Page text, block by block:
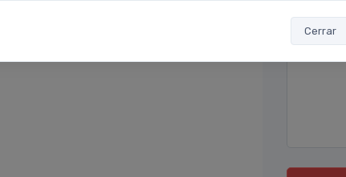
Cerrar
Por